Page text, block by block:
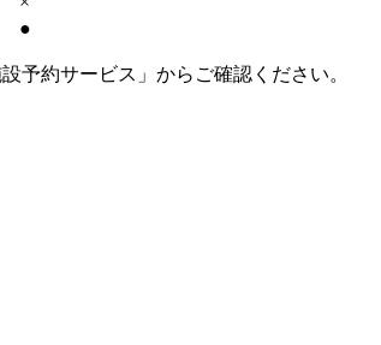
●
予約サービス」からご確認ください。